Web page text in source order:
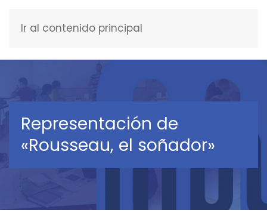
Ir al contenido principal
Representación de
«Rousseau, el soñador»